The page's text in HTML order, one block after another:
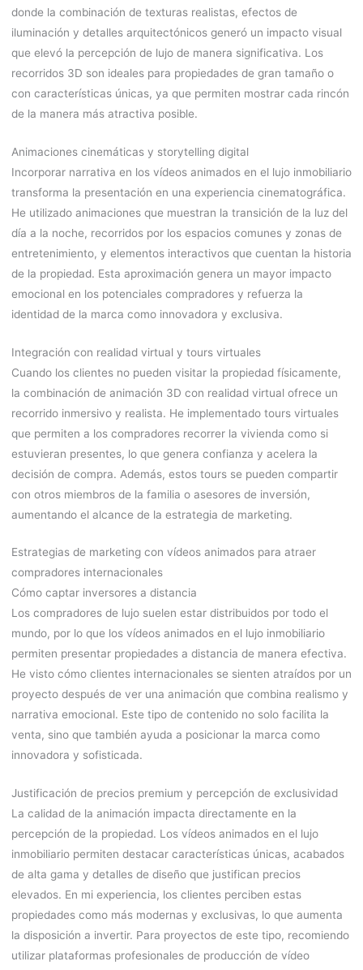
donde la combinación de texturas realistas, efectos de
iluminación y detalles arquitectónicos generó un impacto visual
que elevó la percepción de lujo de manera significativa. Los
recorridos 3D son ideales para propiedades de gran tamaño o
con características únicas, ya que permiten mostrar cada rincón
de la manera más atractiva posible.
Animaciones cinemáticas y storytelling digital
Incorporar narrativa en los vídeos animados en el lujo inmobiliario
transforma la presentación en una experiencia cinematográfica.
He utilizado animaciones que muestran la transición de la luz del
día a la noche, recorridos por los espacios comunes y zonas de
entretenimiento, y elementos interactivos que cuentan la historia
de la propiedad. Esta aproximación genera un mayor impacto
emocional en los potenciales compradores y refuerza la
identidad de la marca como innovadora y exclusiva.
Integración con realidad virtual y tours virtuales
Cuando los clientes no pueden visitar la propiedad físicamente,
la combinación de animación 3D con realidad virtual ofrece un
recorrido inmersivo y realista. He implementado tours virtuales
que permiten a los compradores recorrer la vivienda como si
estuvieran presentes, lo que genera confianza y acelera la
decisión de compra. Además, estos tours se pueden compartir
con otros miembros de la familia o asesores de inversión,
aumentando el alcance de la estrategia de marketing.
Estrategias de marketing con vídeos animados para atraer
compradores internacionales
Cómo captar inversores a distancia
Los compradores de lujo suelen estar distribuidos por todo el
mundo, por lo que los vídeos animados en el lujo inmobiliario
permiten presentar propiedades a distancia de manera efectiva.
He visto cómo clientes internacionales se sienten atraídos por un
proyecto después de ver una animación que combina realismo y
narrativa emocional. Este tipo de contenido no solo facilita la
venta, sino que también ayuda a posicionar la marca como
innovadora y sofisticada.
Justificación de precios premium y percepción de exclusividad
La calidad de la animación impacta directamente en la
percepción de la propiedad. Los vídeos animados en el lujo
inmobiliario permiten destacar características únicas, acabados
de alta gama y detalles de diseño que justifican precios
elevados. En mi experiencia, los clientes perciben estas
propiedades como más modernas y exclusivas, lo que aumenta
la disposición a invertir. Para proyectos de este tipo, recomiendo
utilizar plataformas profesionales de producción de vídeo